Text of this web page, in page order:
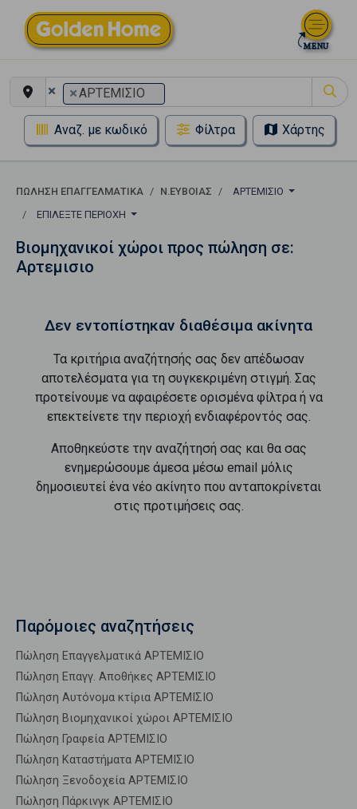
× ×ΑΡΤΕΜΙΣΙΟ
Αναζ. με κωδικό Φίλτρα Χάρτης
ΠΏΛΗΣΗ ΕΠΑΓΓΕΛΜΑΤΙΚΆ Ν.ΕΥΒΟΙΑΣ
ΑΡΤΕΜΙΣΙΟ
ΕΠΙΛΈΞΤΕ ΠΕΡΙΟΧΉ
Βιομηχανικοί χώροι προς πώληση σε:
Αρτεμισιο
Δεν εντοπίστηκαν διαθέσιμα ακίνητα
Τα κριτήρια αναζήτησής σας δεν απέδωσαν
αποτελέσματα για τη συγκεκριμένη στιγμή. Σας
προτείνουμε να αφαιρέσετε ορισμένα φίλτρα ή να
επεκτείνετε την περιοχή ενδιαφέροντός σας.
Αποθηκεύστε την αναζήτησή σας και θα σας
ενημερώσουμε άμεσα μέσω email μόλις
δημοσιευτεί ένα νέο ακίνητο που ανταποκρίνεται
στις προτιμήσεις σας.
Παρόμοιες αναζητήσεις
Πώληση Επαγγελματικά ΑΡΤΕΜΙΣΙΟ
Πώληση Επαγγ. Αποθήκες ΑΡΤΕΜΙΣΙΟ
Πώληση Αυτόνομα κτίρια ΑΡΤΕΜΙΣΙΟ
Πώληση Βιομηχανικοί χώροι ΑΡΤΕΜΙΣΙΟ
Πώληση Γραφεία ΑΡΤΕΜΙΣΙΟ
Πώληση Καταστήματα ΑΡΤΕΜΙΣΙΟ
Πώληση Ξενοδοχεία ΑΡΤΕΜΙΣΙΟ
Πώληση Πάρκινγκ ΑΡΤΕΜΙΣΙΟ